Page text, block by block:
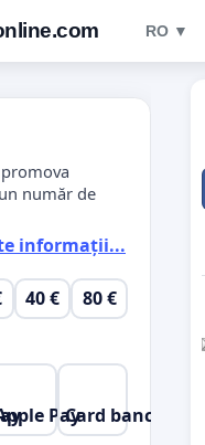
RO ▼
număr de
informații...
40 € 80 €
PayCard bancar